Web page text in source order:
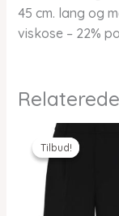
45 cm. lang og
viskose – 22%
Tilbud!
Tilbud!